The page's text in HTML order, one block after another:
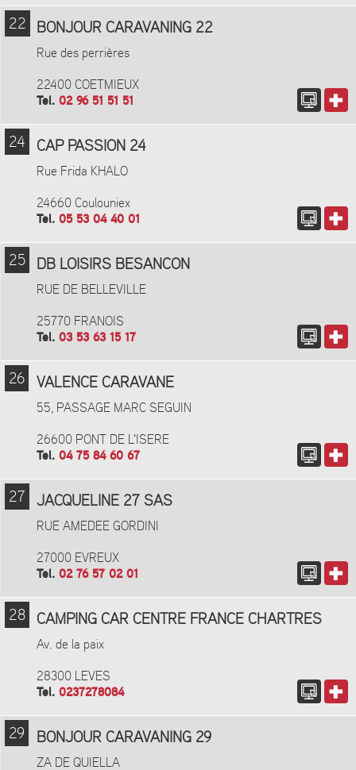
22 BONJOUR CARAVANING 22
Rue des perrières
22400 COETMIEUX
Tel. 02 96 51 51 51
24 CAP PASSION 24
Rue Frida KHALO
24660 Coulouniex
Tel. 05 53 04 40 01
25 DB LOISIRS BESANCON
RUE DE BELLEVILLE
25770 FRANOIS
Tel. 03 53 63 15 17
26 VALENCE CARAVANE
55, PASSAGE MARC SEGUIN
26600 PONT DE L'ISERE
Tel. 04 75 84 60 67
27 JACQUELINE 27 SAS
RUE AMEDEE GORDINI
27000 EVREUX
Tel. 02 76 57 02 01
28 CAMPING CAR CENTRE FRANCE CHARTRES
Av. de la paix
28300 LEVES
Tel. 0237278084
29 BONJOUR CARAVANING 29
ZA DE QUIELLA